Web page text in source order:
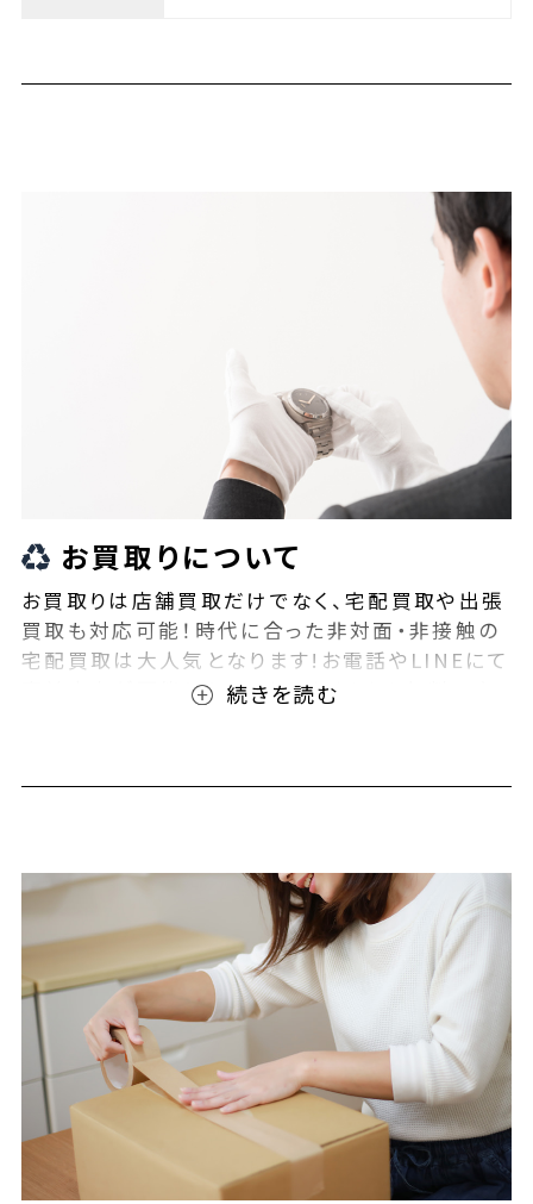
お買取りについて
お買取りは店舗買取だけでなく、宅配買取や出張
買取も対応可能！時代に合った非対面・非接触の
宅配買取は大人気となります!お電話やLINEにて
事前査定が可能となっております！また無料の宅